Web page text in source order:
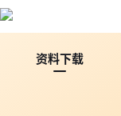
资料下载